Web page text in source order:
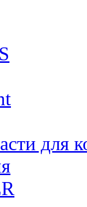
для